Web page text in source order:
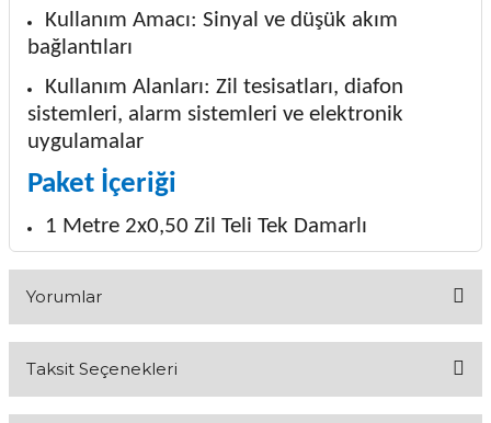
Kullanım Amacı: Sinyal ve düşük akım
bağlantıları
Kullanım Alanları: Zil tesisatları, diafon
sistemleri, alarm sistemleri ve elektronik
uygulamalar
Paket İçeriği
1 Metre 2x0,50 Zil Teli Tek Damarlı
Yorumlar
Taksit Seçenekleri